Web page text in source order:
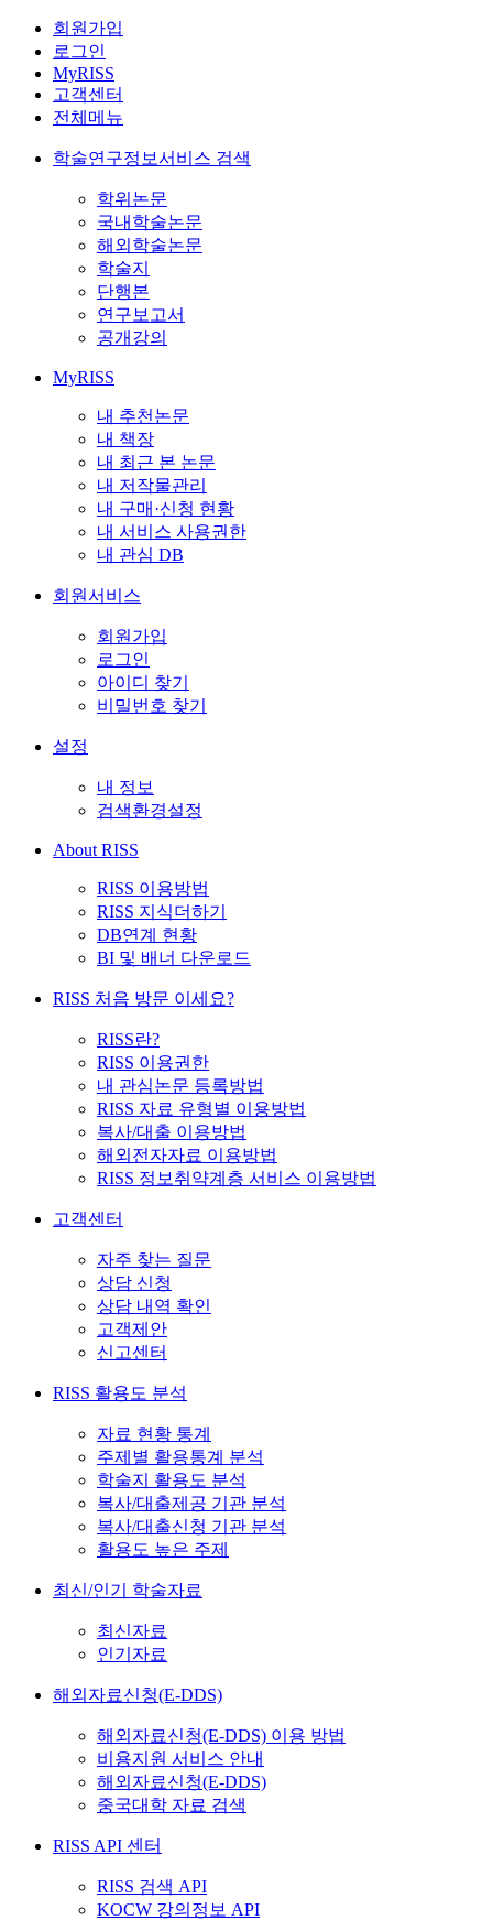
회원가입
로그인
MyRISS
고객센터
전체메뉴
학술연구정보서비스 검색
학위논문
국내학술논문
해외학술논문
학술지
단행본
연구보고서
공개강의
MyRISS
내 추천논문
내 책장
내 최근 본 논문
내 저작물관리
내 구매·신청 현황
내 서비스 사용권한
내 관심 DB
회원서비스
회원가입
로그인
아이디 찾기
비밀번호 찾기
설정
내 정보
검색환경설정
About RISS
RISS 이용방법
RISS 지식더하기
DB연계 현황
BI 및 배너 다운로드
RISS 처음 방문 이세요?
RISS란?
RISS 이용권한
내 관심논문 등록방법
RISS 자료 유형별 이용방법
복사/대출 이용방법
해외전자자료 이용방법
RISS 정보취약계층 서비스 이용방법
고객센터
자주 찾는 질문
상담 신청
상담 내역 확인
고객제안
신고센터
RISS 활용도 분석
자료 현황 통계
주제별 활용통계 분석
학술지 활용도 분석
복사/대출제공 기관 분석
복사/대출신청 기관 분석
활용도 높은 주제
최신/인기 학술자료
최신자료
인기자료
해외자료신청(E-DDS)
해외자료신청(E-DDS) 이용 방법
비용지원 서비스 안내
해외자료신청(E-DDS)
중국대학 자료 검색
RISS API 센터
RISS 검색 API
KOCW 강의정보 API